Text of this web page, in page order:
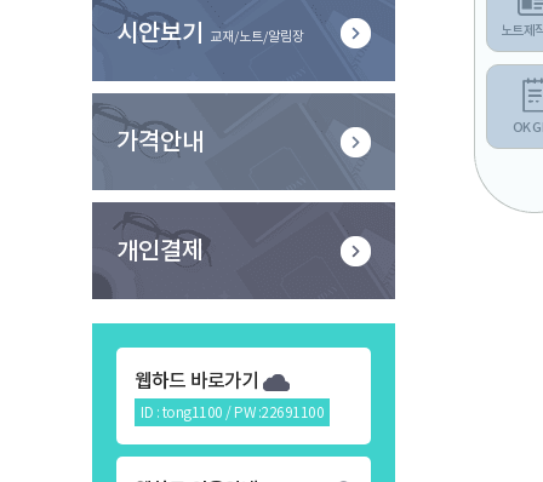
시안보기 교재/노트/알림장
가격안내
개인결제
웹하드 바로가기
ID : tong1100 / PW :22691100
노트제
OK